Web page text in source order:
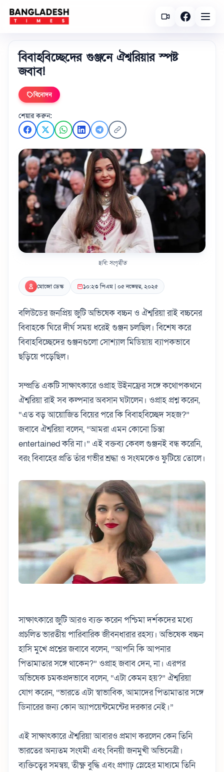
বিবাহবিচ্ছেদের গুঞ্জনে ঐশ্বরিয়ার স্পষ্ট
জবাব!
বিনোদন
শেয়ার করুন:
ছবি: সংগৃহীত
মোজো ডেস্ক ১০:২৩ পিএম | ০৫ নভেম্বর, ২০২৫
বলিউডের জনপ্রিয় জুটি অভিষেক বচ্চন ও ঐশ্বরিয়া রাই বচ্চনের
বিবাহকে ঘিরে দীর্ঘ সময় ধরেই গুঞ্জন চলছিল। বিশেষ করে
বিবাহবিচ্ছেদের গুঞ্জনগুলো সোশ্যাল মিডিয়ায় ব্যাপকভাবে
ছড়িয়ে পড়েছিল।
সম্প্রতি একটি সাক্ষাৎকারে ওপ্রাহ উইনফ্রের সঙ্গে কথোপকথনে
ঐশ্বরিয়া রাই সব কল্পনার অবসান ঘটালেন। ওপ্রাহ প্রশ্ন করেন,
“এত বড় আয়োজিত বিয়ের পরে কি বিবাহবিচ্ছেদ সহজ?”
জবাবে ঐশ্বরিয়া বলেন, “আমরা এমন কোনো চিন্তা
entertained করি না।” এই বক্তব্য কেবল গুঞ্জনই বন্ধ করেনি,
বরং বিবাহের প্রতি তাঁর গভীর শ্রদ্ধা ও সংযমকেও ফুটিয়ে তোলে।
সাক্ষাৎকারে জুটি আরও ব্যক্ত করেন পশ্চিমা দর্শকদের মধ্যে
প্রচলিত ভারতীয় পারিবারিক জীবনধারার রহস্য। অভিষেক বচ্চন
হাসি মুখে প্রশ্নের জবাবে বলেন, “আপনি কি আপনার
পিতামাতার সঙ্গে থাকেন?” ওপ্রাহ জবাব দেন, না। এরপর
অভিষেক চমকপ্রদভাবে বলেন, “এটা কেমন হয়?” ঐশ্বরিয়া
যোগ করেন, “ভারতে এটা স্বাভাবিক, আমাদের পিতামাতার সঙ্গে
ডিনারের জন্য কোন অ্যাপয়েন্টমেন্টের দরকার নেই।”
এই সাক্ষাৎকারে ঐশ্বরিয়া আবারও প্রমাণ করলেন কেন তিনি
ভারতের অন্যতম সংযমী এবং বিনয়ী জনমুখী অভিনেত্রী।
ব্যক্তিত্বের সমন্বয়, তীক্ষ্ণ বুদ্ধি এবং প্রগাঢ় স্নেহের মাধ্যমে তিনি